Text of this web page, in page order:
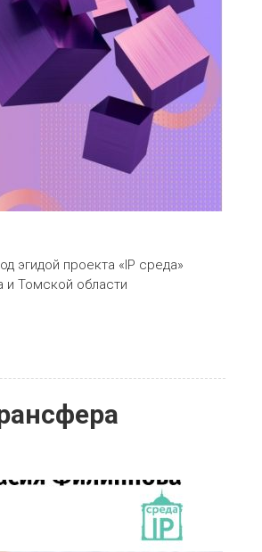
эгидой проекта «IP среда»
и Томской области